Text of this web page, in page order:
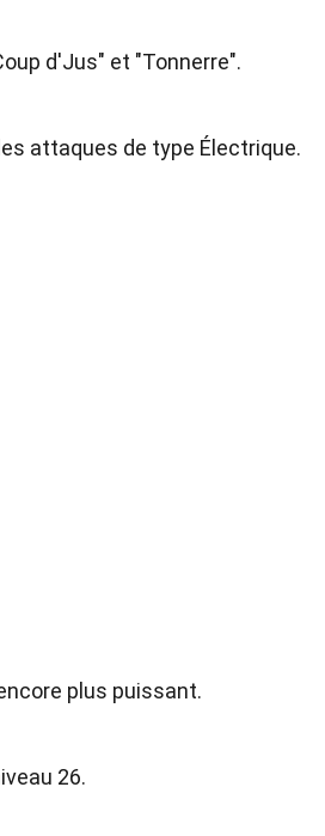
d'Jus" et "Tonnerre".
attaques de type Électrique.
plus puissant.
26.